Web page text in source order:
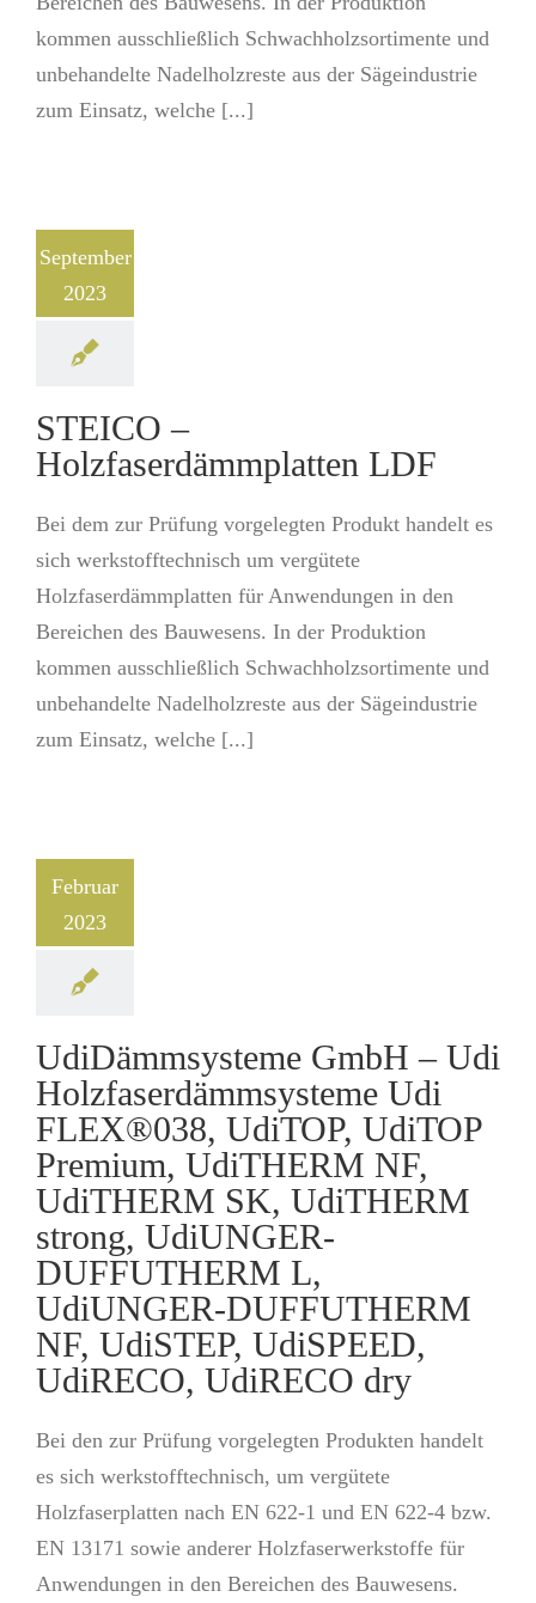
kommen ausschließlich Schwachholzsortimente und
unbehandelte Nadelholzreste aus der Sägeindustrie
zum Einsatz, welche [...]
September
2023
STEICO –
Holzfaserdämmplatten LDF
Bei dem zur Prüfung vorgelegten Produkt handelt es
sich werkstofftechnisch um vergütete
Holzfaserdämmplatten für Anwendungen in den
Bereichen des Bauwesens. In der Produktion
kommen ausschließlich Schwachholzsortimente und
unbehandelte Nadelholzreste aus der Sägeindustrie
zum Einsatz, welche [...]
Februar
2023
UdiDämmsysteme GmbH – Udi
Holzfaserdämmsysteme Udi
FLEX®038, UdiTOP, UdiTOP
Premium, UdiTHERM NF,
UdiTHERM SK, UdiTHERM
strong, UdiUNGER-
DUFFUTHERM L,
UdiUNGER-DUFFUTHERM
NF, UdiSTEP, UdiSPEED,
UdiRECO, UdiRECO dry
Bei den zur Prüfung vorgelegten Produkten handelt
es sich werkstofftechnisch, um vergütete
Holzfaserplatten nach EN 622-1 und EN 622-4 bzw.
EN 13171 sowie anderer Holzfaserwerkstoffe für
Anwendungen in den Bereichen des Bauwesens.